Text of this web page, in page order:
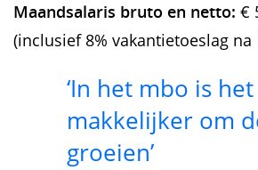
Maandsalaris bruto en netto: €
(inclusief 8% vakantietoeslag
‘In het mbo is het
makkelijker om
groeien’